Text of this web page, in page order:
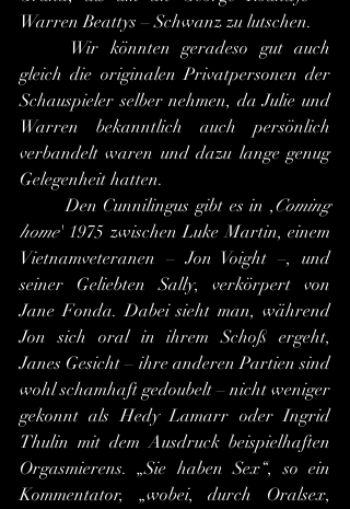
Warren Beattys – Schwanz zu lutschen.
gleich die originalen Privatpersonen der
Schauspieler selber nehmen, da Julie und
Warren bekanntlich auch persönlich
verbandelt waren und dazu lange genug
Gelegenheit hatten.
	Den Cunnilingus gibt es in ,
Coming
home' 1975 zwischen Luke Martin, einem
Vietnamveteranen – Jon Voight –, und
seiner Geliebten Sally, verkörpert von
Jane Fonda. Dabei sieht man, während
Jon sich oral in ihrem Schoß ergeht,
Janes Gesicht – ihre anderen Partien sind
wohl schamhaft gedoubelt – nicht weniger
gekonnt als Hedy Lamarr oder Ingrid
Thulin mit dem Ausdruck beispielhaften
Orgasmierens. „Sie haben Sex“, so ein
Kommentator, „wobei, durch Oralsex,